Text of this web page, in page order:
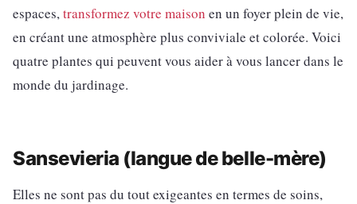
espaces,transformez votre maison en un foyer plein de vie,
en créant une atmosphère plus conviviale et colorée. Voici
quatre plantes qui peuvent vous aider à vous lancer dans le
monde du jardinage.
Sansevieria (langue de belle-mère)
Elles ne sont pas du tout exigeantes en termes de soins,